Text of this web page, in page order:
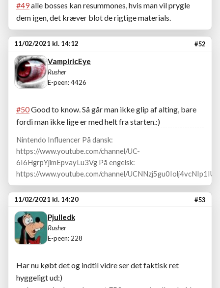
#49alle bosses kan resummones, hvis man vil prygle
dem igen, det kræver blot de rigtige materials.
11/02/2021 kl. 14:12 #52
VampiricEye
Rusher
E-peen: 4426
#50Good to know. Så går man ikke glip af alting, bare
fordi man ikke lige er med helt fra starten.:)
Nintendo Influencer På dansk:
https://www.youtube.com/channel/UC-
6I6HgrpYjimEpvayLu3Vg På engelsk:
https://www.youtube.com/channel/UCNNzj5gu0Iolj4vcNIp1IUA
11/02/2021 kl. 14:20 #53
Pjulledk
Rusher
E-peen: 228
Har nu købt det og indtil vidre ser det faktisk ret
hyggeligt ud:)